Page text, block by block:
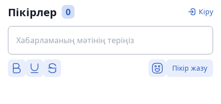
Пікірлер 0 Кіру
Пікір жазу